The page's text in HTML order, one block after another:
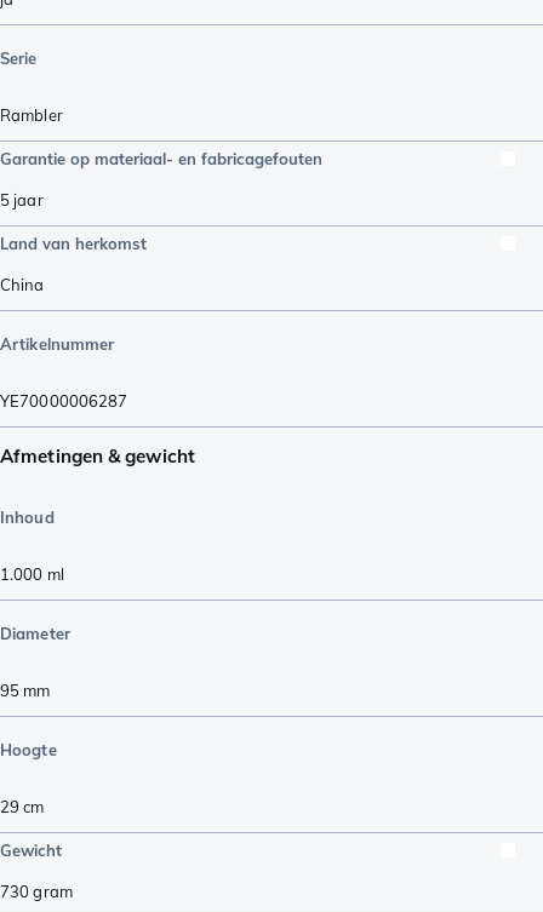
Serie
Rambler
Garantie op materiaal- en fabricagefouten
5 jaar
Land van herkomst
China
Artikelnummer
YE70000006287
Afmetingen & gewicht
Inhoud
1.000 ml
Diameter
95 mm
Hoogte
29 cm
Gewicht
730gram